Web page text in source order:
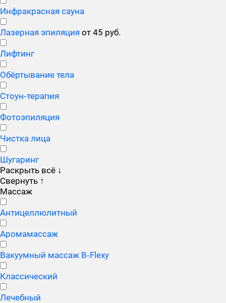
Инфракрасная сауна
Лазерная эпиляция от 45 руб.
Лифтинг
Обёртывание тела
Стоун‑терапия
Фотоэпиляция
Чистка лица
Шугаринг
Раскрыть всё ↓
Свернуть ↑
Массаж
Антицеллюлитный
Аромамассаж
Вакуумный массаж B‑Flexy
Классический
Лечебный